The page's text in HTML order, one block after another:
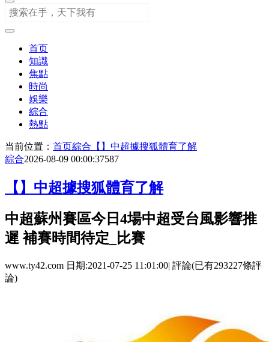
首页
知識
焦點
時尚
娛樂
綜合
熱點
当前位置： 首页綜合 【】中超據搜狐體育了解
綜合2026-08-09 00:00:37587
【】中超據搜狐體育了解
中超蘇州賽區今日4場中超受台風影響推
遲 補賽時間待定_比賽
www.ty42.com 日期:2021-07-25 11:01:00| 評論(已有293227條評
論)